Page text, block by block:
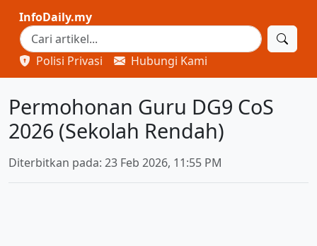
InfoDaily.my
Polisi Privasi Hubungi Kami
Permohonan Guru DG9 CoS
2026 (Sekolah Rendah)
Diterbitkan pada: 23 Feb 2026, 11:55 PM